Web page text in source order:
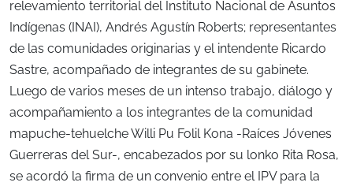
relevamiento territorial del Instituto Nacional de Asuntos
Indígenas (INAI), Andrés Agustín Roberts; representantes
de las comunidades originarias y el intendente Ricardo
Sastre, acompañado de integrantes de su gabinete.
Luego de varios meses de un intenso trabajo, diálogo y
acompañamiento a los integrantes de la comunidad
mapuche-tehuelche Willi Pu Folil Kona -Raíces Jóvenes
Guerreras del Sur-, encabezados por su lonko Rita Rosa,
se acordó la firma de un convenio entre el IPV para la